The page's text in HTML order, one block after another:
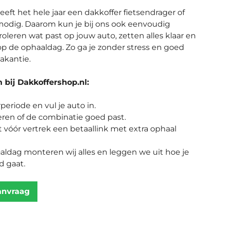
het hele jaar een dakkoffer fietsendrager of
Daarom kun je bij ons ook eenvoudig
wat past op jouw auto, zetten alles klaar en
de ophaaldag. Zo ga je zonder stress en goed
bij Dakkoffershop.nl:
en vul je auto in.
of de combinatie goed past.
vóór vertrek een betaallink met extra ophaal
monteren wij alles en leggen we uit hoe je
gaat.